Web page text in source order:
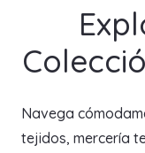
Navega
tejidos, mercería